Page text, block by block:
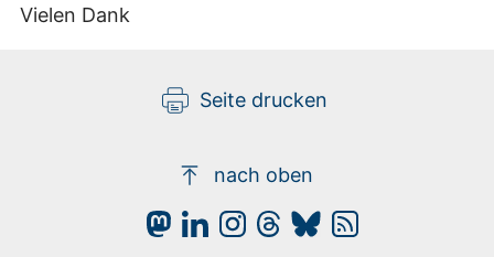
Vielen Dank
Seite drucken
nach oben